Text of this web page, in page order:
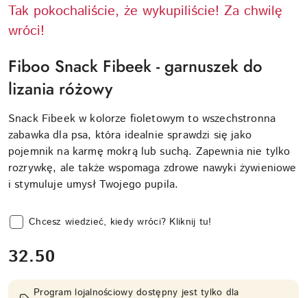
Tak pokochaliście, że wykupiliście! Za chwilę
wróci!
Fiboo Snack Fibeek - garnuszek do
lizania różowy
Snack Fibeek w kolorze fioletowym to wszechstronna
zabawka dla psa, która idealnie sprawdzi się jako
pojemnik na karmę mokrą lub suchą. Zapewnia nie tylko
rozrywkę, ale także wspomaga zdrowe nawyki żywieniowe
i stymuluje umysł Twojego pupila.
Chcesz wiedzieć, kiedy wróci? Kliknij tu!
cena:
32.50
Program lojalnościowy dostępny jest tylko dla